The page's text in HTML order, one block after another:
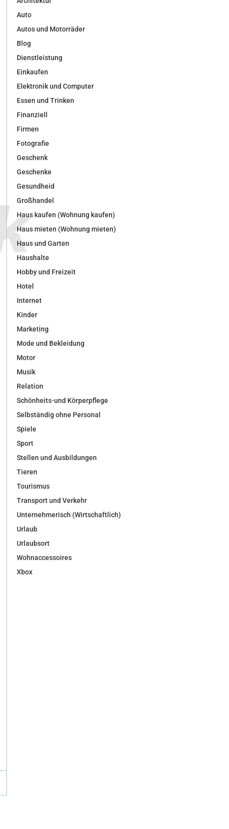
Auto
Autos und Motorräder
Blog
Dienstleistung
Einkaufen
Elektronik und Computer
Essen und Trinken
Finanziell
Firmen
Fotografie
Geschenk
Geschenke
Gesundheid
Großhandel
Haus kaufen (Wohnung kaufen)
Haus mieten (Wohnung mieten)
Haus und Garten
Haushalte
Hobby und Freizeit
Hotel
Internet
Kinder
Marketing
Mode und Bekleidung
Motor
Musik
Relation
Schönheits-und Körperpflege
Selbständig ohne Personal
Spiele
Sport
Stellen und Ausbildungen
Tieren
Tourismus
Transport und Verkehr
Unternehmerisch (Wirtschaftlich)
Urlaub
Urlaubsort
Wohnaccessoires
Xbox